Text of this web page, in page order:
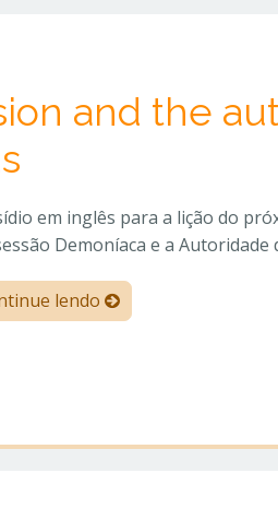
and the
em inglês para a lição do
Demoníaca e a Autoridade
lendo